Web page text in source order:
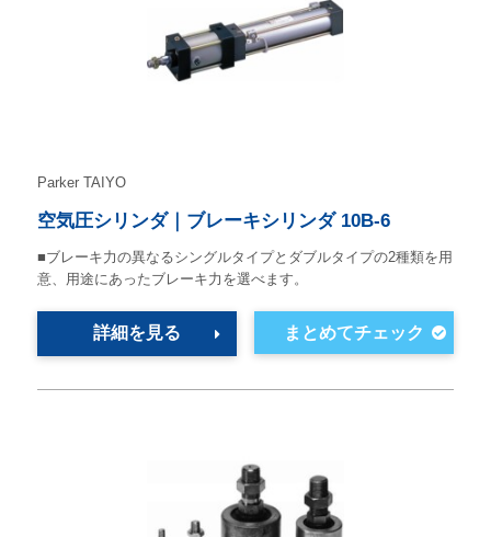
Parker TAIYO
空気圧シリンダ｜ブレーキシリンダ 10B-6
■ブレーキ力の異なるシングルタイプとダブルタイプの2種類を用
意、用途にあったブレーキ力を選べます。
詳細を見る